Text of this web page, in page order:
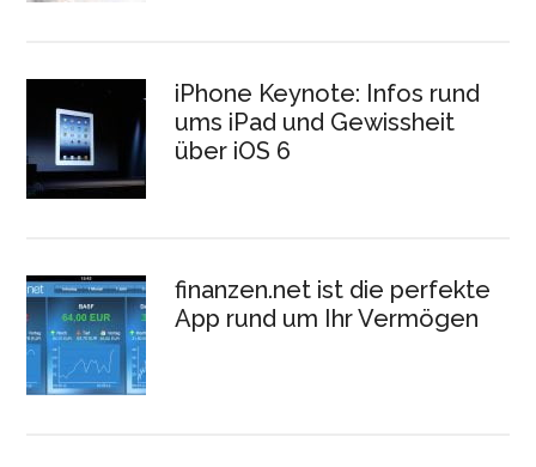
iPhone Keynote: Infos rund
ums iPad und Gewissheit
über iOS 6
finanzen.net ist die perfekte
App rund um Ihr Vermögen